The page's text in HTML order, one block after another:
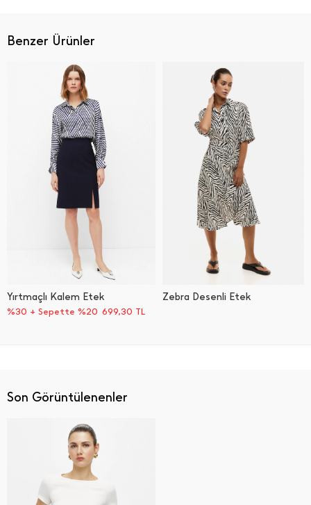
Benzer Ürünler
Yırtmaçlı Kalem Etek
%30 + Sepette %20 699,30 TL
Zebra Desenli Etek
Son Görüntülenenler